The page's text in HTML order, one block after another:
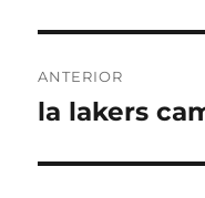
de
ANTERIOR
Entrada
la lakers